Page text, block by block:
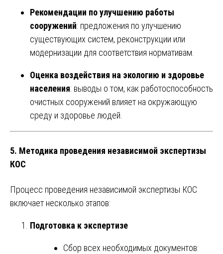
Рекомендации по улучшению работы
сооружений: предложения по улучшению
существующих систем, реконструкции или
модернизации для соответствия нормативам.
Оценка воздействия на экологию и здоровье
населения: выводы о том, как работоспособность
очистных сооружений влияет на окружающую
среду и здоровье людей.
5. Методика проведения независимой экспертизы
КОС
Процесс проведения независимой экспертизы КОС
включает несколько этапов:
Подготовка к экспертизе
Сбор всех необходимых документов: